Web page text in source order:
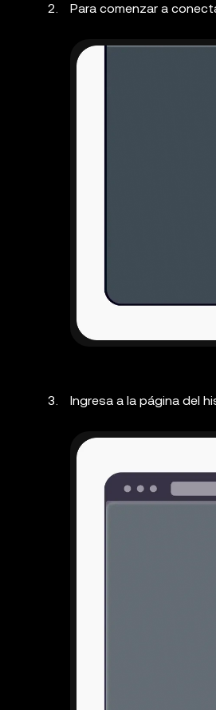
Para comenzar a
Ingresa a la página del